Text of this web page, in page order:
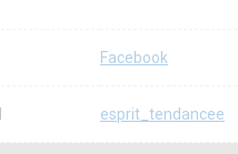
Facebook
esprit_tendancee